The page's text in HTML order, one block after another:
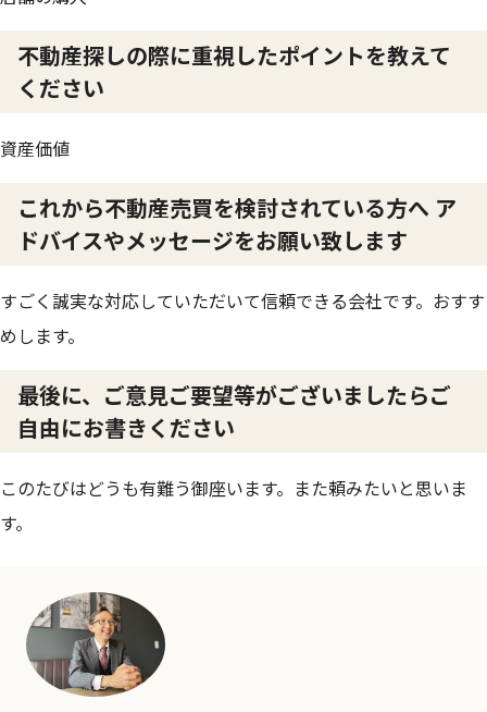
不動産探しの際に重視したポイントを教えて
ください
資産価値
これから不動産売買を検討されている方へ ア
ドバイスやメッセージをお願い致します
すごく誠実な対応していただいて信頼できる会社です。おすす
めします。
最後に、ご意見ご要望等がございましたらご
自由にお書きください
このたびはどうも有難う御座います。また頼みたいと思いま
す。